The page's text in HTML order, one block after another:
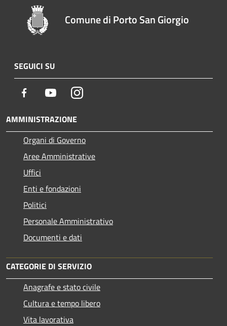
Comune di Porto San Giorgio
SEGUICI SU
Facebook YoutubeInstagram
AMMINISTRAZIONE
Organi di Governo
Aree Amministrative
Uffici
Enti e fondazioni
Politici
Personale Amministrativo
Documenti e dati
CATEGORIE DI SERVIZIO
Anagrafe e stato civile
Cultura e tempo libero
Vita lavorativa